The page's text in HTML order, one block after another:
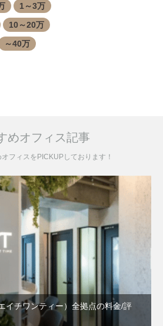
1～3万
10～20万
～40万
めオフィス記事
フィスをPICKUPしております！
イチワンティー）全拠点の料金/評